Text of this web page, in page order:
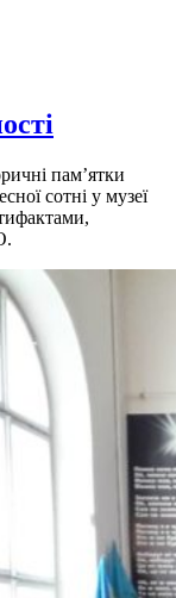
пам’ятки
сотні у музеї